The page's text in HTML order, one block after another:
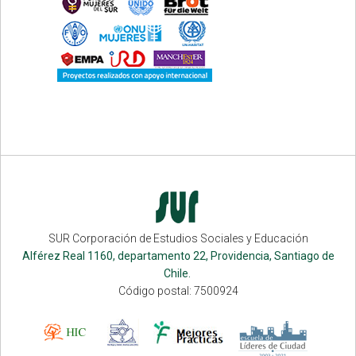
SUR Corporación de Estudios Sociales y Educación
Alférez Real 1160, departamento 22, Providencia, Santiago de
Chile.
Código postal: 7500924